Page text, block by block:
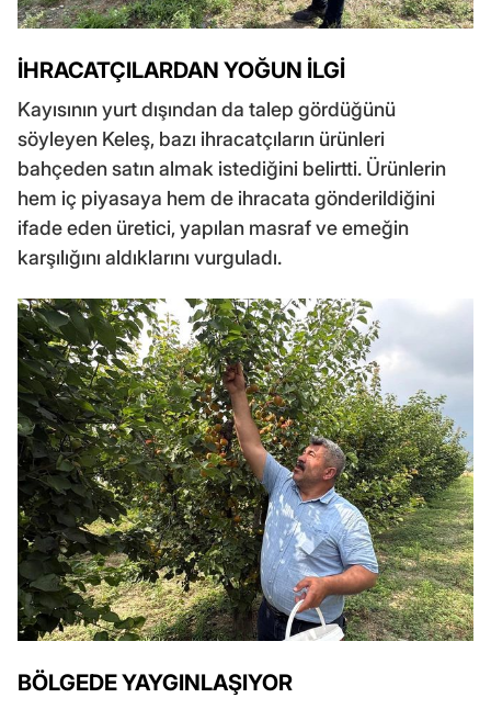
İHRACATÇILARDAN YOĞUN İLGİ
Kayısının yurt dışından da talep gördüğünü
söyleyen Keleş, bazı ihracatçıların ürünleri
bahçeden satın almak istediğini belirtti. Ürünlerin
hem iç piyasaya hem de ihracata gönderildiğini
ifade eden üretici, yapılan masraf ve emeğin
karşılığını aldıklarını vurguladı.
BÖLGEDE YAYGINLAŞIYOR